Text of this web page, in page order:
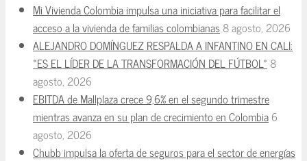
Mi Vivienda Colombia impulsa una iniciativa para facilitar el
acceso a la vivienda de familias colombianas8 agosto, 2026
ALEJANDRO DOMÍNGUEZ RESPALDA A INFANTINO EN CALI:
«ES EL LÍDER DE LA TRANSFORMACIÓN DEL FÚTBOL» 8
agosto, 2026
EBITDA de Mallplaza crece 9,6% en el segundo trimestre
mientras avanza en su plan de crecimiento en Colombia6
agosto, 2026
Chubb impulsa la oferta de seguros para el sector de energías